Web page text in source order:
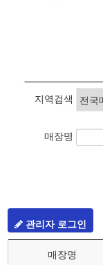
지역검색
매장명
관리자 로그인
매장명